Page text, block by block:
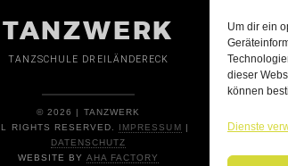
Um dir ein
dieser
können
Dienste
TANZWERK
TANZSCHULE DREILÄNDERECK
© 2026 | TANZWERK
RIGHTS RESERVED. IMPRESSUM |
DATENSCHUTZ
WEBSITE BY AHA FACTORY